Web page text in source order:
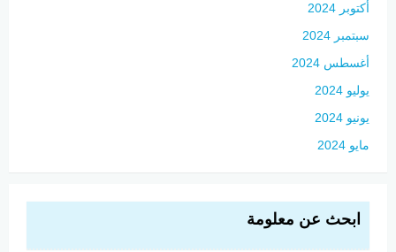
أكتوبر 2024
سبتمبر 2024
أغسطس 2024
يوليو 2024
يونيو 2024
مايو 2024
ابحث عن معلومة